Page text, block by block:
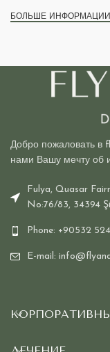
БОЛЬШЕ ИНФОРМАЦИИ
Добро пожаловать в
нами Вашу мечту об
Fulya, Quasar
No:76/83, 34394
Phone: +90532
E-mail: